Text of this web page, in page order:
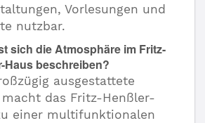
Vorlesungen und
nutzbar.
sich die Atmosphäre im Fritz-
Haus beschreiben?
ausgestattete
macht das Fritz-Henßler-
einer multifunktionalen